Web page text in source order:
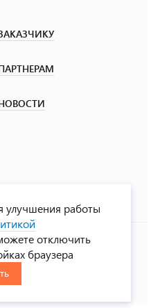
улучшения работы
отключить
браузера